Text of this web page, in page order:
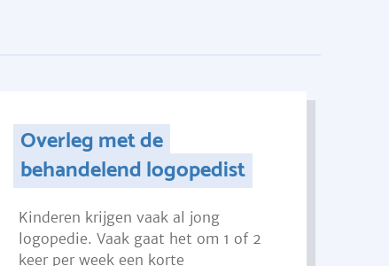
Overleg met de
behandelend logopedist
Kinderen krijgen vaak al jong
logopedie. Vaak gaat het om 1 of 2
keer per week een korte